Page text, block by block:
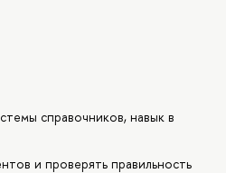
справочников, навык в
и проверять правильность